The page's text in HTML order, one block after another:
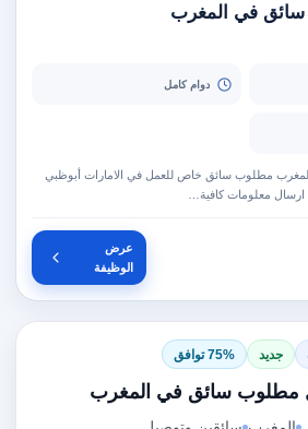
في المغرب
دوام كامل
مطلوب سائق خاص للعمل في الامارات أبوظبي
معلومات كافية…
عرض
الوظيفة
جديد 75% توافق
سائق في المغرب